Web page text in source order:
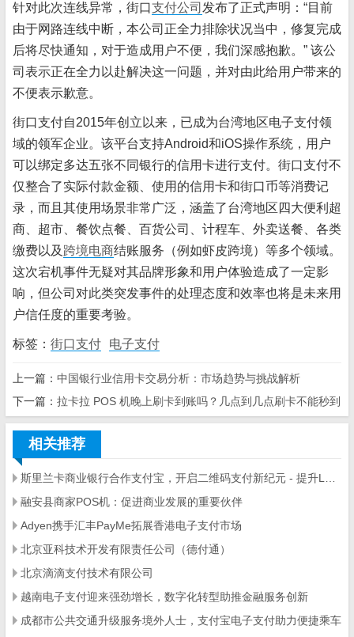
针对此次连线异常，街口支付公司 发布了正式声明：“目前
由于网路连线中断，本公司正全力排除状况当中，修复完成
后将尽快通知，对于造成用户不便，我们深感抱歉。” 该公
司表示正在全力以赴解决这一问题，并对由此给用户带来的
不便表示歉意。
街口支付自2015年创立以来，已成为台湾地区电子支付领
域的领军企业。该平台支持Android和iOS操作系统，用户
可以绑定多达五张不同银行的信用卡进行支付。街口支付不
仅整合了实际付款金额、使用的信用卡和街口币等消费记
录，而且其使用场景非常广泛，涵盖了台湾地区四大便利超
商、超市、餐饮点餐、百货公司、计程车、外卖送餐、各类
缴费以及 跨境电商结账服务（例如虾皮跨境）等多个领域。
这次宕机事件无疑对其品牌形象和用户体验造成了一定影
响，但公司对此类突发事件的处理态度和效率也将是未来用
户信任度的重要考验。
标签： 街口支付 电子支付
上一篇： 中国银行业信用卡交易分析：市场趋势与挑战解析
下一篇： 拉卡拉 POS 机晚上刷卡到账吗？几点到几点刷卡不能秒到
相关推荐
融安县商家POS机：促进商业发展的重要伙伴
Adyen携手汇丰PayMe拓展香港电子支付市场
北京亚科技术开发有限责任公司（德付通）
北京滴滴支付技术有限公司
越南电子支付迎来强劲增长，数字化转型助推金融服务创新
成都市公共交通升级服务境外人士，支付宝电子支付助力便捷乘车